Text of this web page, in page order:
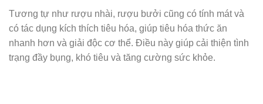
Tương tự như rượu nhài, rượu bưởi cũng có tính mát và
có tác dụng kích thích tiêu hóa, giúp tiêu hóa thức ăn
nhanh hơn và giải độc cơ thể. Điều này giúp cải thiện tình
trạng đầy bụng, khó tiêu và tăng cường sức khỏe.